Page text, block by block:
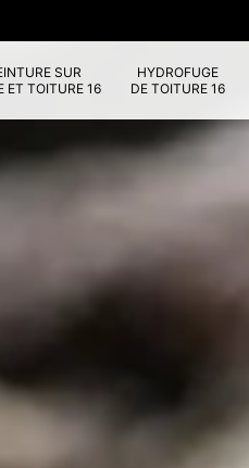
SUR
ET TOITURE 16
HYDROFUGE
DE TOITURE 16